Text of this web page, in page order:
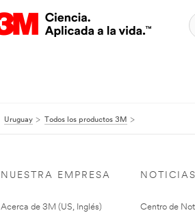
Uruguay Todos los productos 3M
NUESTRA EMPRESA
Acerca de 3M (US, Inglés)
NOTICIAS
Centro de